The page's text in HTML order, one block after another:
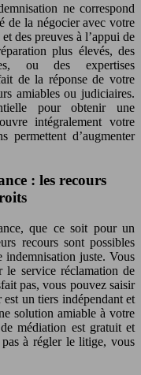
ne correspond
de la négocier avec votre
des preuves à l’appui de
plus élevés, des
ou des expertises
de la réponse de votre
amiables ou judiciaires.
pour obtenir une
intégralement votre
permettent d’augmenter
: les recours
que ce soit pour un
recours sont possibles
juste. Vous
le service réclamation de
pas, vous pouvez saisir
est un tiers indépendant et
solution amiable à votre
médiation est gratuit et
à régler le litige, vous